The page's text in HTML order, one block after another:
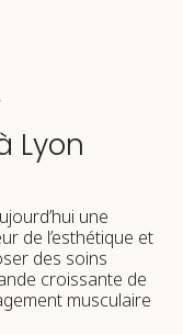
Lyon
une
de l’esthétique et
des soins
croissante de
musculaire